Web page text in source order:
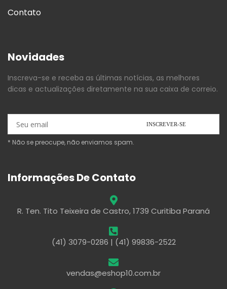
Contato
Novidades
Inscreva-se e receba as últimas notícias, as melhores
dicas e actualizações diretamente na sua caixa de correio.
* Não se preocupe, não enviamos spam.
Informações De Contato
R. Ten. Tito Teixeira de Castro, 1739 Curitiba Paraná
(41) 3079-0286 | (41) 99836-2522
vendas@eshop10.com.br